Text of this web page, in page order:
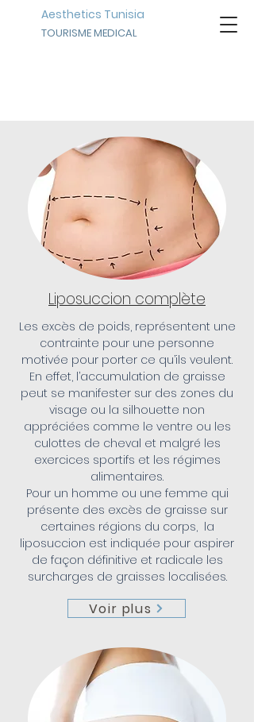
Aesthetics Tunisia
TOURISME MEDICAL
Liposuccion complète
Les excès de poids, représentent une
contrainte pour une personne
motivée pour porter ce qu’ils veulent.
En effet, l’accumulation de graisse
peut se manifester sur des zones du
visage ou la silhouette non
appréciées comme le ventre ou les
culottes de cheval et malgré les
exercices sportifs et les régimes
alimentaires.
Pour un homme ou une femme qui
présente des excès de graisse sur
certaines régions du corps, la
liposuccion est indiquée pour aspirer
de façon définitive et radicale les
surcharges de graisses localisées.
Voir plus